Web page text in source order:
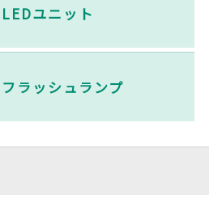
LEDユニット
フラッシュランプ